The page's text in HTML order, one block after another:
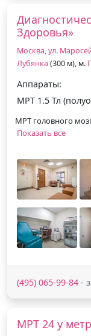
Здоровья»
Москва, ул.
Лубянка (300 м), м.
Аппараты:
МРТ 1.5 Тл
МРТ головного
Показать все
(495) 065-99-84 -
МРТ 24 у